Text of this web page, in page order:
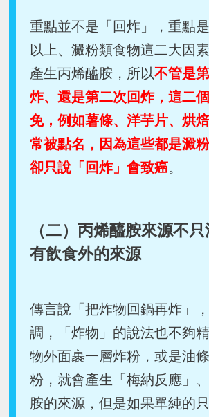
重點並不是「回炸」，重點
以上、澱粉類食物這二大因
產生丙烯醯胺，所以不管是
炸、還是第二次回炸，這二
免，例如薯條、洋芋片、烘
常被點名，因為這些都是澱
卻只說「回炸」會致癌。
（二）丙烯醯胺來源不
有飲食外的來源
傳言說「把炸物回鍋再炸」
調，「炸物」的說法也不夠
物外面裹一層炸粉，或是油
粉，就會產生「梅納反應」
胺的來源，但是如果單純的